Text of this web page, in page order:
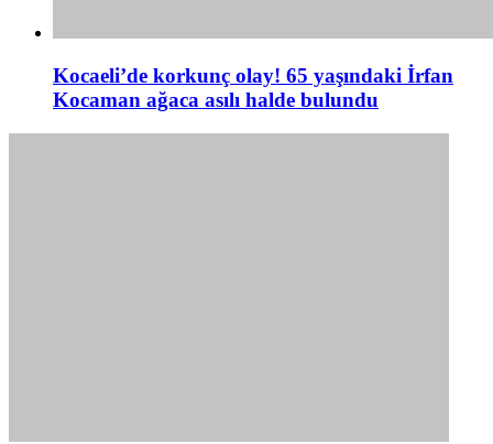
Kocaeli’de korkunç olay! 65 yaşındaki İrfan
Kocaman ağaca asılı halde bulundu